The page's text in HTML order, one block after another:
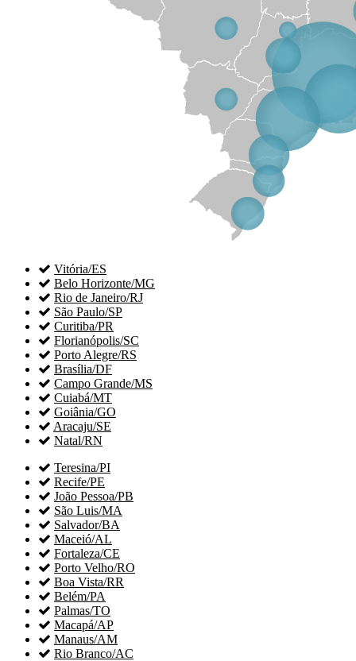
 Vitória/ES
 Belo Horizonte/MG
 Rio de Janeiro/RJ
 São Paulo/SP
 Curitiba/PR
 Florianópolis/SC
 Porto Alegre/RS
 Brasília/DF
 Campo Grande/MS
 Cuiabá/MT
 Goiânia/GO
 Aracaju/SE
 Natal/RN
 Teresina/PI
 Recife/PE
 João Pessoa/PB
 São Luis/MA
 Salvador/BA
 Maceió/AL
 Fortaleza/CE
 Porto Velho/RO
 Boa Vista/RR
 Belém/PA
 Palmas/TO
 Macapá/AP
 Manaus/AM
 Rio Branco/AC